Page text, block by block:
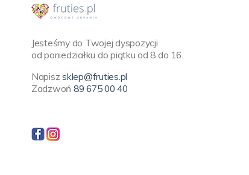
Jesteśmy do Twojej dyspozycji
od poniedziałku do piątku od 8 do 16.
Napiszsklep@fruties.pl
Zadzwoń 89 675 00 40